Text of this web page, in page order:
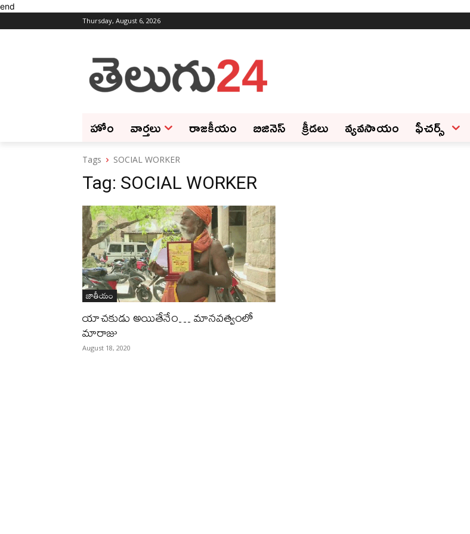
end
Thursday, August 6, 2026
హోం వార్తలు రాజకీయం బిజినెస్‌ క్రీడలు వ్యవసాయం ఫీచ‌ర్స్ ‌
Tags SOCIAL WORKER
Tag: SOCIAL WORKER
జాతీయం
యాచకుడు అయితేనేం… మానవత్వంలో
మారాజు
August 18, 2020